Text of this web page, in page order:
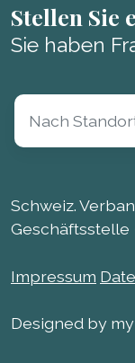
Stellen Sie
Sie haben
Schweiz.
Geschäftsstelle
Impressum
Designed by